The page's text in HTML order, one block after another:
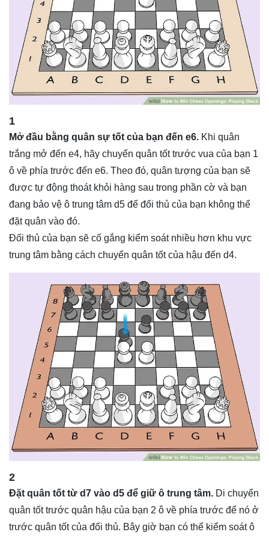
1
Mở đầu bằng quân sự tốt của bạn đến e6. Khi quân
trắng mở đến e4, hãy chuyển quân tốt trước vua của bạn 1
ô về phía trước đến e6. Theo đó, quân tượng của bạn sẽ
được tự động thoát khỏi hàng sau trong phần cờ và bạn
đang bảo vệ ô trung tâm d5 để đối thủ của bạn không thể
đặt quân vào đó.
Đối thủ của bạn sẽ cố gắng kiểm soát nhiều hơn khu vực
trung tâm bằng cách chuyển quân tốt của hậu đến d4.
2
Đặt quân tốt từ d7 vào d5 để giữ ô trung tâm. Di chuyển
quân tốt trước quân hậu của bạn 2 ô về phía trước để nó ở
trước quân tốt của đối thủ. Bây giờ bạn có thể kiểm soát ô